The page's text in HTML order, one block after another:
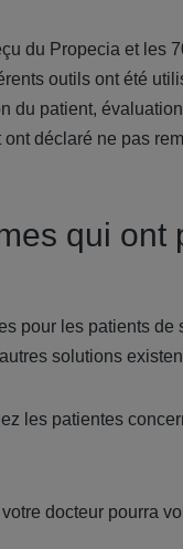
du Propecia et les
outils ont été
du patient,
déclaré ne pas
qui ont
pour les patients de
solutions
les patientes
docteur pourra